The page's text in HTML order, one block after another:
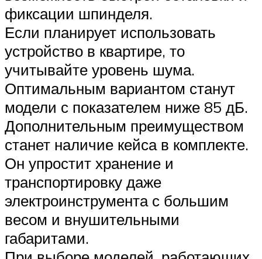
фиксации шпинделя.
Если планирует использовать
устройство в квартире, то
учитывайте уровень шума.
Оптимальным вариантом станут
модели с показателем ниже 85 дБ.
Дополнительным преимуществом
станет наличие кейса в комплекте.
Он упростит хранение и
транспортировку даже
электроинструмента с большим
весом и внушительными
габаритами.